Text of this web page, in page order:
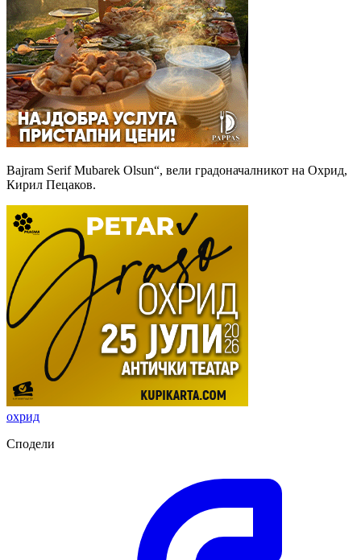
Bajram Serif Mubarek Olsun“, вели градоначалникот на Охрид,
Кирил Пецаков.
охрид
Сподели